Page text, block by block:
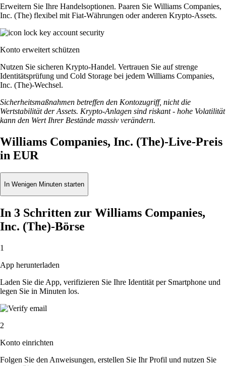
Erweitern Sie Ihre Handelsoptionen. Paaren Sie Williams Companies,
Inc. (The) flexibel mit Fiat-Währungen oder anderen Krypto-Assets.
Konto erweitert schützen
Nutzen Sie sicheren Krypto-Handel. Vertrauen Sie auf strenge
Identitätsprüfung und Cold Storage bei jedem Williams Companies,
Inc. (The)-Wechsel.
Sicherheitsmaßnahmen betreffen den Kontozugriff, nicht die
Wertstabilität der Assets. Krypto-Anlagen sind riskant - hohe Volatilität
kann den Wert Ihrer Bestände massiv verändern.
Williams Companies, Inc. (The)-Live-Preis
in EUR
In Wenigen Minuten starten
In 3 Schritten zur Williams Companies,
Inc. (The)-Börse
1
App herunterladen
Laden Sie die App, verifizieren Sie Ihre Identität per Smartphone und
legen Sie in Minuten los.
2
Konto einrichten
Folgen Sie den Anweisungen, erstellen Sie Ihr Profil und nutzen Sie